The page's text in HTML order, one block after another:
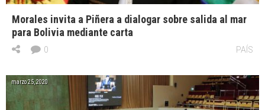
Morales invita a Piñera a dialogar sobre salida al mar
para Bolivia mediante carta
PAÍS
0
marzo 25, 2020